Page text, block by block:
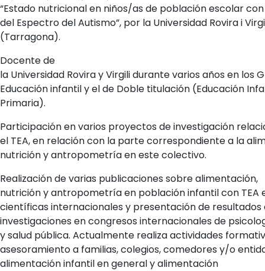
“Estado nutricional en niños/as de población escolar
del Espectro del Autismo”, por la Universidad Rovira i
(Tarragona).
Docente de
la Universidad Rovira y Virgili durante varios años en los
Educación infantil y el de Doble titulación (Educación
Primaria).
Participación en varios proyectos de investigación
el TEA, en relación con la parte correspondiente a la
nutrición y antropometría en este colectivo.
Realización de varias publicaciones sobre alimentación,
nutrición y antropometría en población infantil con TEA
científicas internacionales y presentación de resultados
investigaciones en congresos internacionales de
y salud pública. Actualmente realiza actividades
asesoramiento a familias, colegios, comedores y/o
alimentación infantil en general y alimentación